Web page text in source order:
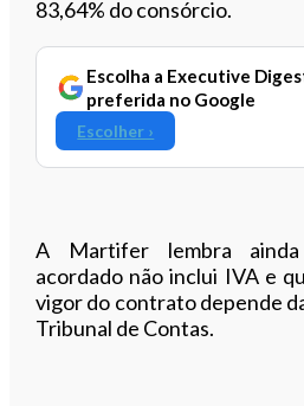
83,64% do consórcio.
Escolha a Executive
preferida no Google
Escolher ›
A Martifer lembra
acordado não inclui IVA e
vigor do contrato depende
Tribunal de Contas.